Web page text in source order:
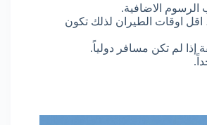
الرسوم الاضافية.
اقل اوقات الطيران لذلك تكون
لم تكن مسافر دولياً.